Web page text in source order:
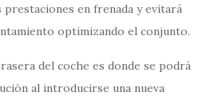
en frenada y evitará
optimizando el conjunto.
del coche es donde se podrá
al introducirse una nueva